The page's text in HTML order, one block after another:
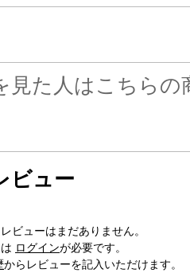
見た人はこちらの
ビュー
ビューはまだありません。
ログインが必要です。
からレビューを記入いただけます。